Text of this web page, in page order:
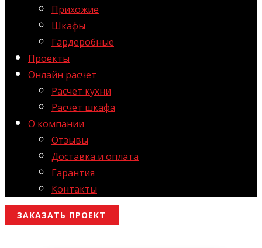
Прихожие
Шкафы
Гардеробные
Проекты
Онлайн расчет
Расчет кухни
Расчет шкафа
О компании
Отзывы
Доставка и оплата
Гарантия
Контакты
ЗАКАЗАТЬ ПРОЕКТ